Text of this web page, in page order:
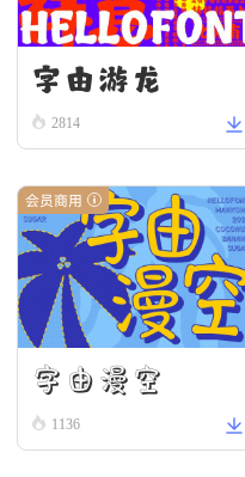
字由游龙
2814
会员商用
字由漫空
1136